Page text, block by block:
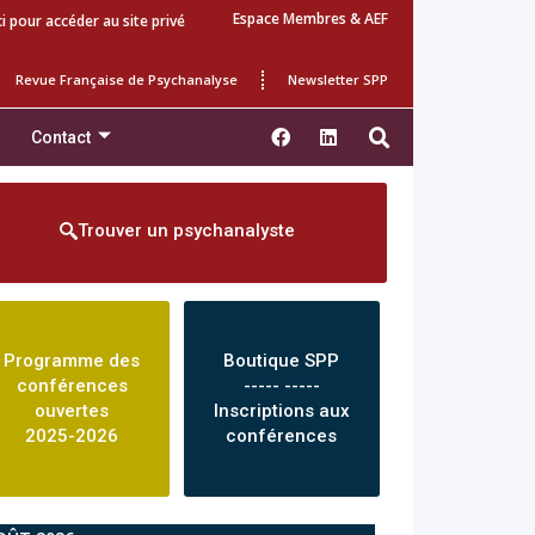
pour accéder au site privé Espace Membres & AEF
Revue Française de Psychanalyse Newsletter SPP
Contact
Trouver un psychanalyste
Programme des
conférences
ouvertes
2025-2026
Boutique SPP
----- -----
Inscriptions aux
conférences